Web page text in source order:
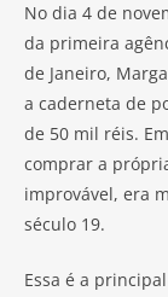
No dia 4 de
da primeira
de Janeiro,
a caderneta de
de 50 mil réis.
comprar a
improvável, era
século 19.
Essa é a